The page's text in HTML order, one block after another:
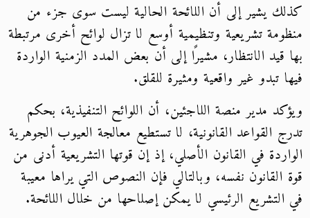
كذلك يشير إلى أن اللائحة الحالية ليست سوى جزء من
منظومة تشريعية وتنظيمية أوسع لا تزال لوائح أخرى مرتبطة
بها قيد الانتظار، مشيرًا إلى أن بعض المدد الزمنية الواردة
فيها تبدو غير واقعية ومثيرة للقلق.
ويؤكد مدير منصة اللاجئين، أن اللوائح التنفيذية، بحكم
تدرج القواعد القانونية، لا تستطيع معالجة العيوب الجوهرية
الواردة في القانون الأصلي، إذ إن قوتها التشريعية أدنى من
قوة القانون نفسه، وبالتالي فإن النصوص التي يراها معيبة
في التشريع الرئيسي لا يمكن إصلاحها من خلال اللائحة.